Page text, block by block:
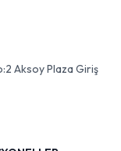
Aksoy Plaza Giriş